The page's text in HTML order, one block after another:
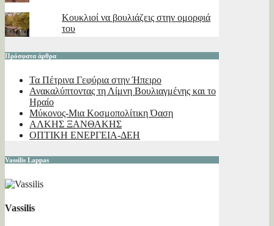
Κουκλιοί να βουλιάζεις στην ομορφιά
του
Πρόσφατα άρθρα
Τα Πέτρινα Γεφύρια στην Ήπειρο
Ανακαλύπτοντας τη Λίμνη Βουλιαγμένης και το
Ηραίο
Μύκονος-Μια Κοσμοπολίτικη Όαση
ΑΛΚΗΣ ΞΑΝΘΑΚΗΣ
ΟΠΤΙΚΗ ΕΝΕΡΓΕΙΑ-ΔΕΗ
Vassilis Lappas
Vassilis